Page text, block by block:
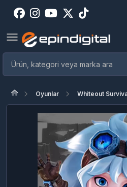
Oyunlar Whiteout